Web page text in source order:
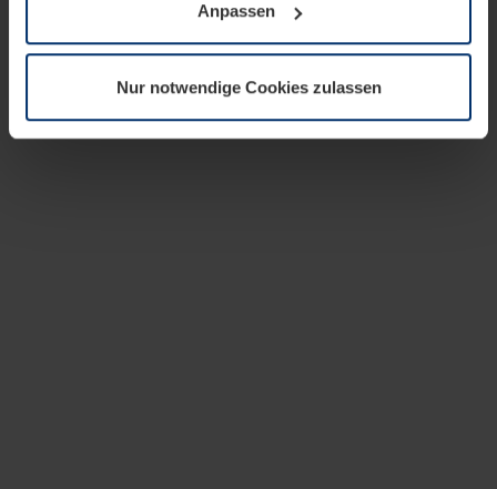
notwendig sind. Für alle anderen Cookie-Typen benötigen
wir Ihre Erlaubnis. Ihre Einwilligung können Sie jederzeit
Datenschutzerklärungunserer Website ändern oder
widerrufen.
Anpassen
Nur notwendige Cookies zulassen